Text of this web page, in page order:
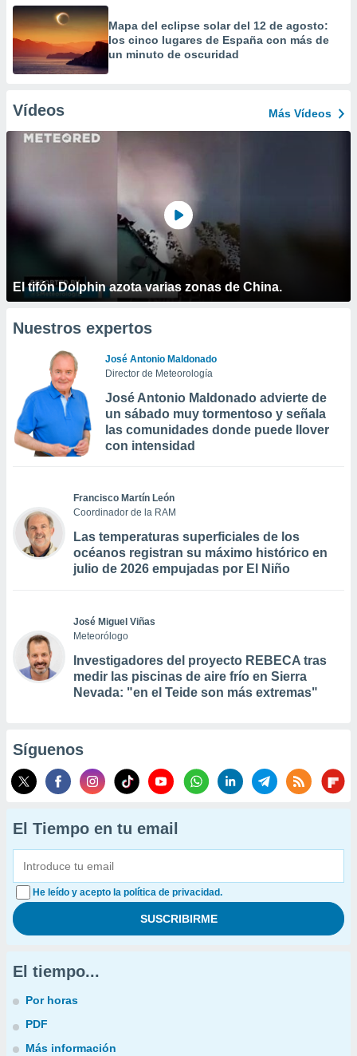
Mapa del eclipse solar del 12 de agosto:
los cinco lugares de España con más de
un minuto de oscuridad
Vídeos Más Vídeos
El tifón Dolphin azota varias zonas de China.
Nuestros expertos
José Antonio Maldonado
Director de Meteorología
José Antonio Maldonado advierte de
un sábado muy tormentoso y señala
las comunidades donde puede llover
con intensidad
Francisco Martín León
Coordinador de la RAM
Las temperaturas superficiales de los
océanos registran su máximo histórico en
julio de 2026 empujadas por El Niño
José Miguel Viñas
Meteorólogo
Investigadores del proyecto REBECA tras
medir las piscinas de aire frío en Sierra
Nevada: "en el Teide son más extremas"
Síguenos
El Tiempo en tu email
He leído y acepto la política de privacidad.
El tiempo...
Por horas
PDF
Más información